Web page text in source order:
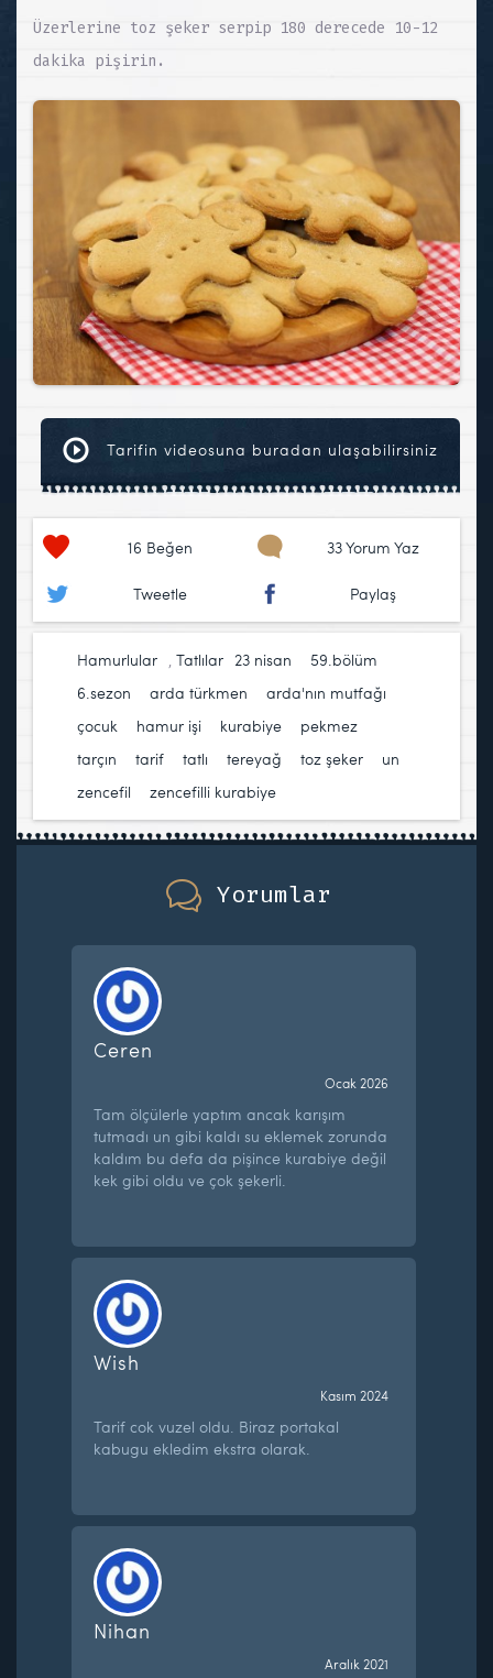
Üzerlerine toz şeker serpip 180 derecede 10-12
dakika pişirin.
Tarifin videosuna buradan ulaşabilirsiniz
16 Beğen 33 Yorum Yaz
Tweetle Paylaş
Hamurlular Tatlılar 23 nisan 59.bölüm
6.sezon
arda türkmen arda'nın mutfağı
çocuk
hamur işi kurabiye pekmez
tarçın
tarif tatlı tereyağ toz şeker un
zencefil
zencefilli kurabiye
Yorumlar
Ceren
Ocak 2026
Tam ölçülerle yaptım ancak karışım
tutmadı un gibi kaldı su eklemek zorunda
kaldım bu defa da pişince kurabiye değil
kek gibi oldu ve çok şekerli.
Wish
Kasım 2024
Tarif cok vuzel oldu. Biraz portakal
kabugu ekledim ekstra olarak.
Nihan
Aralık 2021